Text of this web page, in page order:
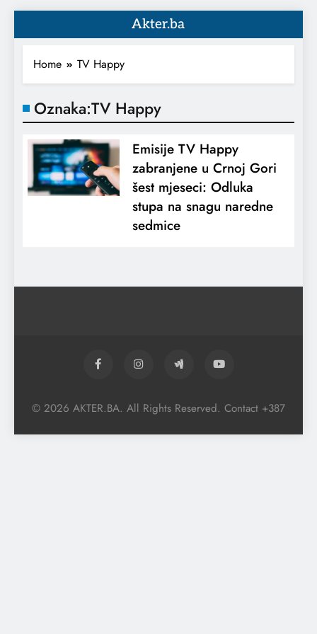
Akter.ba
Home TV Happy
Oznaka:TV Happy
Emisije TV Happy
zabranjene u Crnoj Gori
šest mjeseci: Odluka
stupa na snagu naredne
sedmice
© 2026 AKTER.BA. All Rights Reserved. Contact +387